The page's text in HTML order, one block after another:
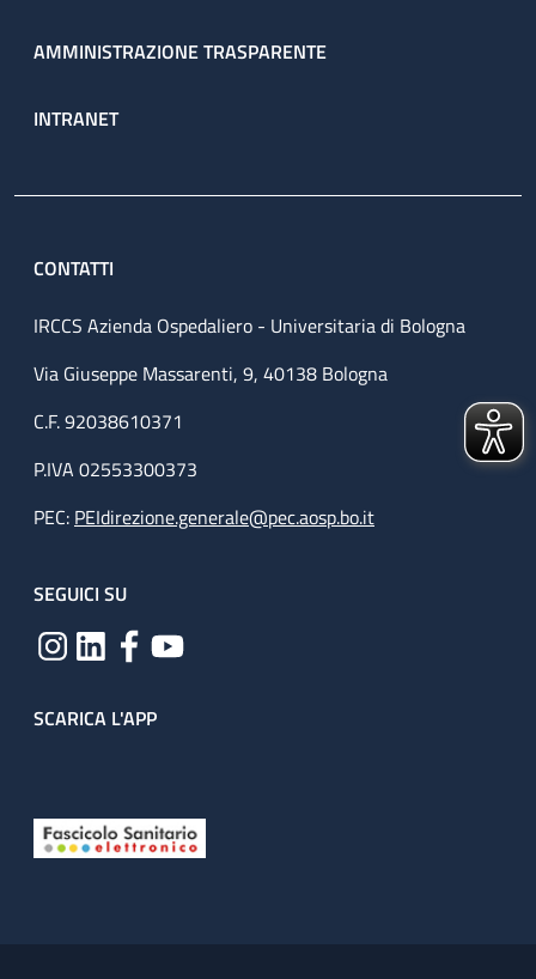
AMMINISTRAZIONE TRASPARENTE
INTRANET
CONTATTI
IRCCS Azienda Ospedaliero - Universitaria di Bologna
Via Giuseppe Massarenti, 9, 40138 Bologna
C.F. 92038610371
P.IVA 02553300373
PEC: PEIdirezione.generale@pec.aosp.bo.it
SEGUICI SU
SCARICA L'APP